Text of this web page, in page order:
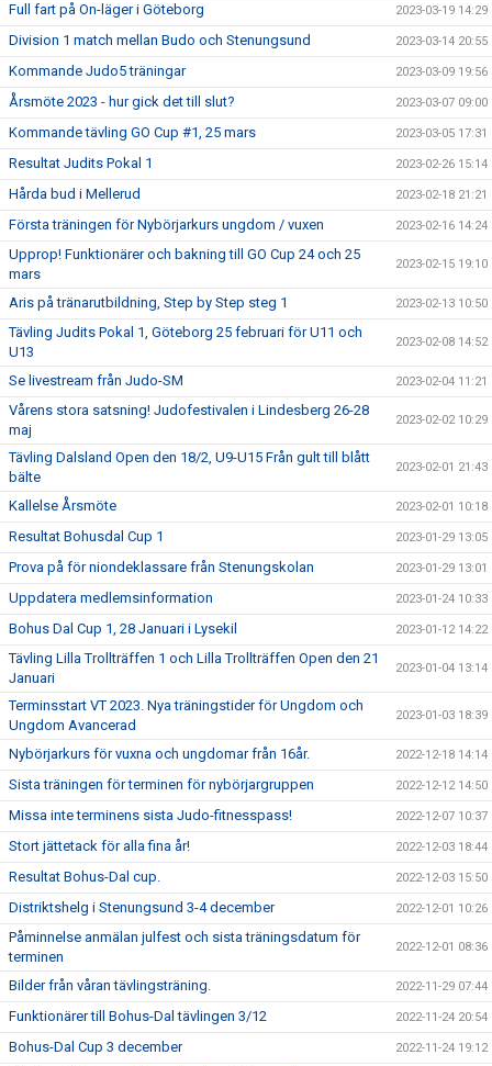
Full fart på On-läger i Göteborg 2023-03-19 14:29
Division 1 match mellan Budo och Stenungsund 2023-03-14 20:55
Kommande Judo5 träningar 2023-03-09 19:56
Årsmöte 2023 - hur gick det till slut? 2023-03-07 09:00
Kommande tävling GO Cup #1, 25 mars 2023-03-05 17:31
Resultat Judits Pokal 1 2023-02-26 15:14
Hårda bud i Mellerud 2023-02-18 21:21
Första träningen för Nybörjarkurs ungdom / vuxen 2023-02-16 14:24
Upprop! Funktionärer och bakning till GO Cup 24 och 25
mars
2023-02-15 19:10
Aris på tränarutbildning, Step by Step steg 1 2023-02-13 10:50
Tävling Judits Pokal 1, Göteborg 25 februari för U11 och
U13
2023-02-08 14:52
Se livestream från Judo-SM 2023-02-04 11:21
Vårens stora satsning! Judofestivalen i Lindesberg 26-28
maj
2023-02-02 10:29
Tävling Dalsland Open den 18/2, U9-U15 Från gult till blått
bälte
2023-02-01 21:43
Kallelse Årsmöte 2023-02-01 10:18
Resultat Bohusdal Cup 1 2023-01-29 13:05
Prova på för niondeklassare från Stenungskolan 2023-01-29 13:01
Uppdatera medlemsinformation 2023-01-24 10:33
Bohus Dal Cup 1, 28 Januari i Lysekil 2023-01-12 14:22
Tävling Lilla Trollträffen 1 och Lilla Trollträffen Open den 21
Januari
2023-01-04 13:14
Terminsstart VT 2023. Nya träningstider för Ungdom och
Ungdom Avancerad
2023-01-03 18:39
Nybörjarkurs för vuxna och ungdomar från 16år. 2022-12-18 14:14
Sista träningen för terminen för nybörjargruppen 2022-12-12 14:50
Missa inte terminens sista Judo-fitnesspass! 2022-12-07 10:37
Stort jättetack för alla fina år! 2022-12-03 18:44
Resultat Bohus-Dal cup. 2022-12-03 15:50
Distriktshelg i Stenungsund 3-4 december 2022-12-01 10:26
Påminnelse anmälan julfest och sista träningsdatum för
terminen
2022-12-01 08:36
Bilder från våran tävlingsträning. 2022-11-29 07:44
Funktionärer till Bohus-Dal tävlingen 3/12 2022-11-24 20:54
Bohus-Dal Cup 3 december 2022-11-24 19:12